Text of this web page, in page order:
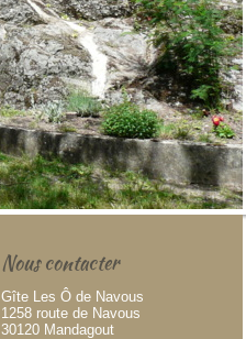
Nous contacter
Gîte Les Ô de Navous
1258 route de Navous
30120 Mandagout